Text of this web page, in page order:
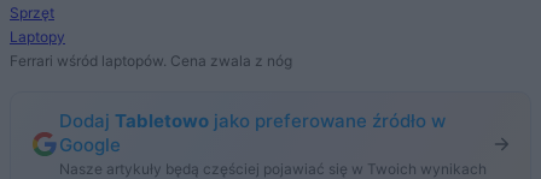
Sprzęt
Laptopy
Ferrari wśród laptopów. Cena zwala z nóg
Dodaj Tabletowo jako preferowane źródło w
Google
Nasze artykuły będą częściej pojawiać się w Twoich wynikach